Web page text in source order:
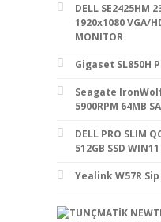
DELL SE2425HM
1920x1080 VGA/
MONITOR
Gigaset SL850H
Seagate IronWolf
5900RPM 64MB
DELL PRO SLIM
512GB SSD WIN11
Yealink W57R